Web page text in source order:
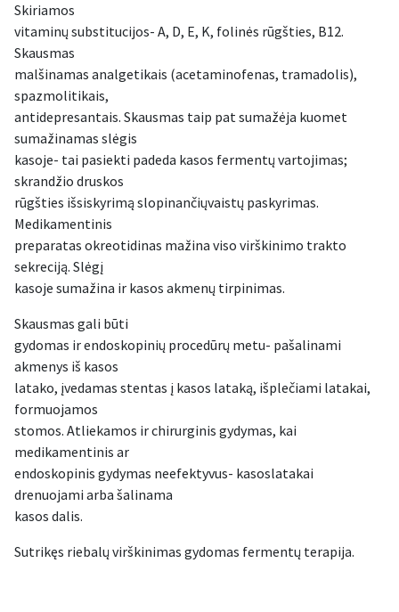
Skiriamos
vitaminų substitucijos- A, D, E, K, folinės rūgšties, B12.
Skausmas
malšinamas analgetikais (acetaminofenas, tramadolis),
spazmolitikais,
antidepresantais. Skausmas taip pat sumažėja kuomet
sumažinamas slėgis
kasoje- tai pasiekti padeda kasos fermentų vartojimas;
skrandžio druskos
rūgšties išsiskyrimą slopinančiųvaistų paskyrimas.
Medikamentinis
preparatas okreotidinas mažina viso virškinimo trakto
sekreciją. Slėgį
kasoje sumažina ir kasos akmenų tirpinimas.
Skausmas gali būti
gydomas ir endoskopinių procedūrų metu- pašalinami
akmenys iš kasos
latako, įvedamas stentas į kasos lataką, išplečiami latakai,
formuojamos
stomos. Atliekamos ir chirurginis gydymas, kai
medikamentinis ar
endoskopinis gydymas neefektyvus- kasoslatakai
drenuojami arba šalinama
kasos dalis.
Sutrikęs riebalų virškinimas gydomas fermentų terapija.